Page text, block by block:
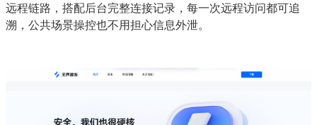
远程链路，搭配后台完整连接记录，每一次远程访问都可追
溯，公共场景操控也不用担心信息外泄。